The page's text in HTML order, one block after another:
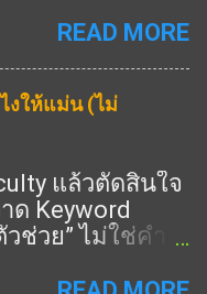
รณ์” 👉 เช่น: จาก
Heading “ข้อมูล
วิเคราะห์ 🔥 3.
ช่น: FAQ 📊 สูตร
หลัก H2 =
ลึก + ราย
น ⚠️ จุดพลาดที่
ม่มีความลึก ❌
ชื่อถือ ❌ ไม่มี
ไม่ออก 🚀 เทคนิค
คือการสร้าง
บคำถามผู้ใช้
มีคุณภาพสูง
Content ที่ดี
อัลกอริทึม” ②
ามทั่วไปอย่างไร
ามรู้สึก ไม่มี
READ MORE
งให้แม่น (ไม่
แล้วตัดสินใจ
Keyword
ช่วย” ไม่ใช่คำ